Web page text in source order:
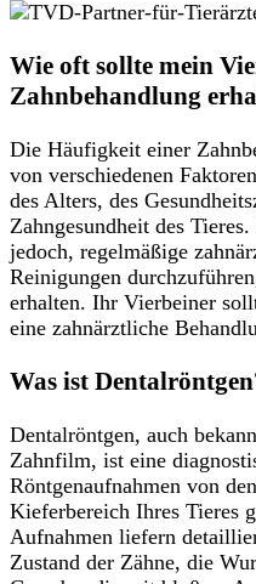
Wie oft sollte mein
Zahnbehandlung
Die Häufigkeit einer
von verschiedenen
des Alters, des
Zahngesundheit des
jedoch, regelmäßige
Reinigungen
erhalten. Ihr Vierbeiner
eine zahnärztliche
Was ist
Dentalröntgen, auch
Zahnfilm, ist eine
Röntgenaufnahmen von
Kieferbereich Ihres Tieres
Aufnahmen liefern
Zustand der Zähne, die